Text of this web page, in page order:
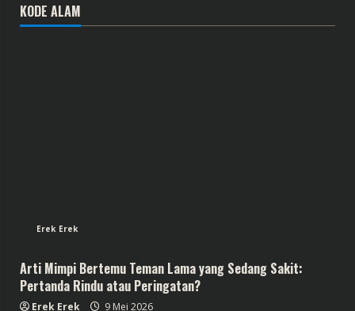
KODE ALAM
Erek Erek
Arti Mimpi Bertemu Teman Lama yang Sedang Sakit:
Pertanda Rindu atau Peringatan?
Erek Erek 9 Mei 2026